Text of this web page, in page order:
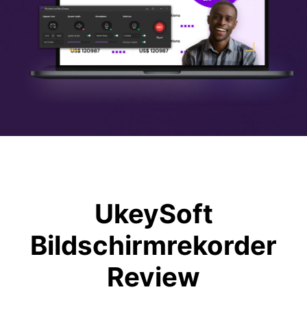
UkeySoft
Bildschirmrekorder
Review